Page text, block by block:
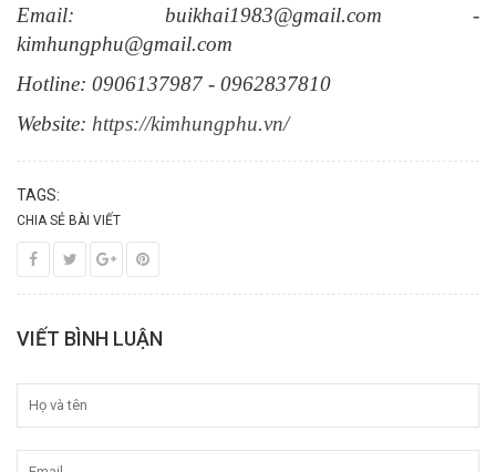
Email: buikhai1983@gmail.com -
kimhungphu@gmail.com
Hotline: 0906137987 - 0962837810
Website: https://kimhungphu.vn/
TAGS:
CHIA SẺ BÀI VIẾT
VIẾT BÌNH LUẬN